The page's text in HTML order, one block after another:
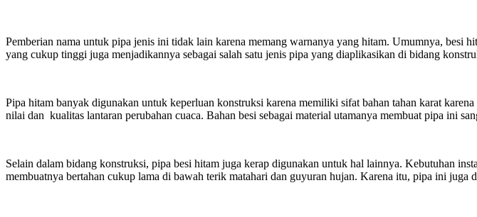
Pemberian nama untuk pipa jenis ini tidak lain karena memang warnanya yang hitam. Umumnya, besi
yang cukup tinggi juga menjadikannya sebagai salah satu jenis pipa yang diaplikasikan di bidang
Pipa hitam banyak digunakan untuk keperluan konstruksi karena memiliki sifat bahan tahan karat
nilai dan kualitas lantaran perubahan cuaca. Bahan besi sebagai material utamanya membuat pipa ini
Selain dalam bidang konstruksi, pipa besi hitam juga kerap digunakan untuk hal lainnya. Kebutuhan
membuatnya bertahan cukup lama di bawah terik matahari dan guyuran hujan. Karena itu, pipa ini juga